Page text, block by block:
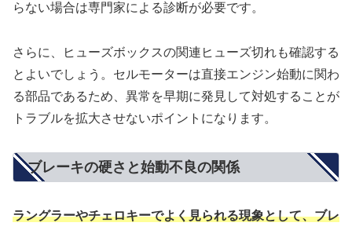
らない場合は専門家による診断が必要です。
さらに、ヒューズボックスの関連ヒューズ切れも確認する
とよいでしょう。セルモーターは直接エンジン始動に関わ
る部品であるため、異常を早期に発見して対処することが
トラブルを拡大させないポイントになります。
ブレーキの硬さと始動不良の関係
ラングラーやチェロキーでよく見られる現象として、ブレ